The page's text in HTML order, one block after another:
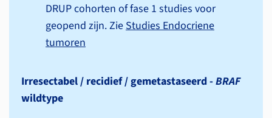
DRUP cohorten of fase 1 studies voor
geopend zijn. ZieStudies Endocriene
tumoren
Irresectabel / recidief / gemetastaseerd -BRAF
wildtype